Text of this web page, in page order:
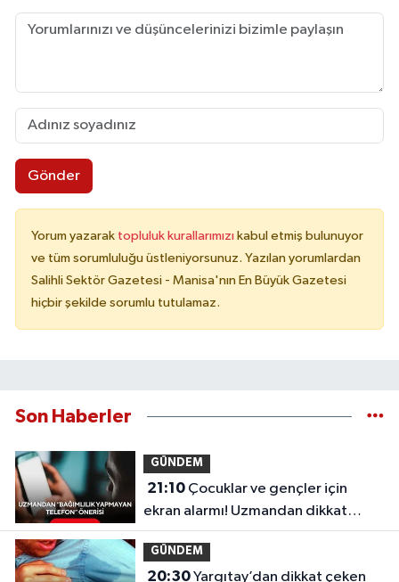
Gönder
Yorum yazarak topluluk kurallarımızı kabul etmiş bulunuyor
ve tüm sorumluluğu üstleniyorsunuz. Yazılan yorumlardan
Salihli Sektör Gazetesi - Manisa'nın En Büyük Gazetesi
hiçbir şekilde sorumlu tutulamaz.
Son Haberler
GÜNDEM
21:10Çocuklar ve gençler için
ekran alarmı! Uzmandan dikkat
çeken telefon önerisi
GÜNDEM
20:30Yargıtay’dan dikkat çeken